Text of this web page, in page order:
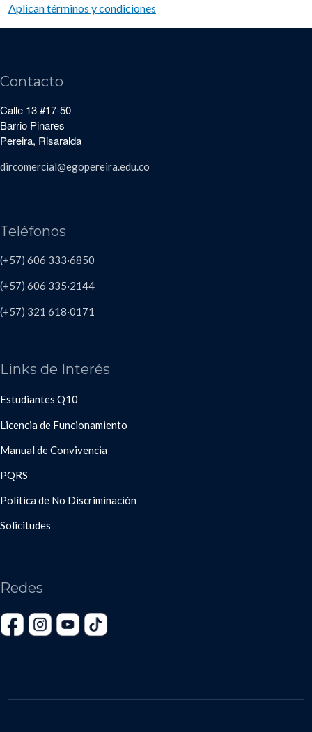
Aplican términos y condiciones
Contacto
Calle 13 #17-50
Barrio Pinares
Pereira, Risaralda
dircomercial@egopereira.edu.co
Teléfonos
(+57) 606 333·6850
(+57) 606 335·2144
(+57) 321 618·0171
Links de Interés
Estudiantes Q10
Licencia de Funcionamiento
Manual de Convivencia
PQRS
Política de No Discriminación
Solicitudes
Redes